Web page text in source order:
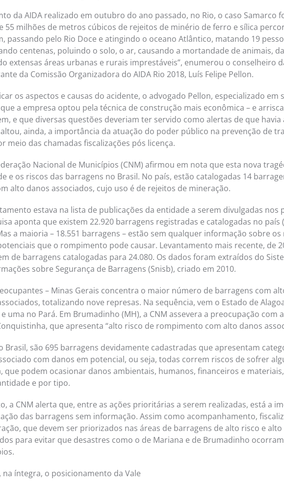
da AIDA realizado em outubro do ano passado, no Rio, o caso Samarco
55 milhões de metros cúbicos de rejeitos de minério de ferro e sílica
passando pelo Rio Doce e atingindo o oceano Atlântico, matando 19
centenas, poluindo o solo, o ar, causando a mortandade de animais,
extensas áreas urbanas e rurais imprestáveis”, enumerou o conselheiro
da Comissão Organizadora do AIDA Rio 2018, Luís Felipe Pellon.
os aspectos e causas do acidente, o advogado Pellon, especializado em
a empresa optou pela técnica de construção mais econômica – e
e que diversas questões deveriam ter servido como alertas de que havia
ainda, a importância da atuação do poder público na prevenção de
meio das chamadas fiscalizações pós licença.
Nacional de Municípios (CNM) afirmou em nota que esta nova
e os riscos das barragens no Brasil. No país, estão catalogadas 14
alto danos associados, cujo uso é de rejeitos de mineração.
estava na lista de publicações da entidade a serem divulgadas nos
aponta que existem 22.920 barragens registradas e catalogadas no país
a maioria – 18.551 barragens – estão sem qualquer informação sobre os
que o rompimento pode causar. Levantamento mais recente, de
de barragens catalogadas para 24.080. Os dados foram extraídos do
sobre Segurança de Barragens (Snisb), criado em 2010.
– Minas Gerais concentra o maior número de barragens com
totalizando nove represas. Na sequência, vem o Estado de
uma no Pará. Em Brumadinho (MH), a CNM assevera a preocupação com
que apresenta “alto risco de rompimento com alto danos
Brasil, são 695 barragens devidamente cadastradas que apresentam
com danos em potencial, ou seja, todas correm riscos de sofrer
que podem ocasionar danos ambientais, humanos, financeiros e
e por tipo.
a CNM alerta que, entre as ações prioritárias a serem realizadas, está a
das barragens sem informação. Assim como acompanhamento,
que devem ser priorizados nas áreas de barragens de alto risco e alto
para evitar que desastres como o de Mariana e de Brumadinho
na íntegra, o posicionamento da Vale